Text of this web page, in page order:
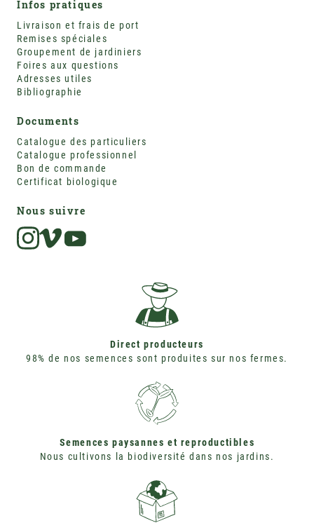
Infos pratiques
Livraison et frais de port
Remises spéciales
Groupement de jardiniers
Foires aux questions
Adresses utiles
Bibliographie
Documents
Catalogue des particuliers
Catalogue professionnel
Bon de commande
Certificat biologique
Nous suivre
Direct producteurs
98% de nos semences sont produites sur nos fermes.
Semences paysannes et reproductibles
Nous cultivons la biodiversité dans nos jardins.